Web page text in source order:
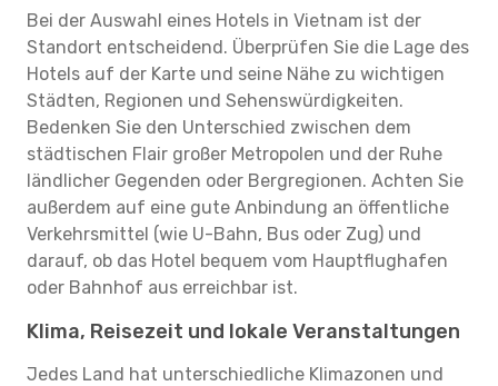
Bei der Auswahl eines Hotels in Vietnam ist der
Standort entscheidend. Überprüfen Sie die Lage des
Hotels auf der Karte und seine Nähe zu wichtigen
Städten, Regionen und Sehenswürdigkeiten.
Bedenken Sie den Unterschied zwischen dem
städtischen Flair großer Metropolen und der Ruhe
ländlicher Gegenden oder Bergregionen. Achten Sie
außerdem auf eine gute Anbindung an öffentliche
Verkehrsmittel (wie U-Bahn, Bus oder Zug) und
darauf, ob das Hotel bequem vom Hauptflughafen
oder Bahnhof aus erreichbar ist.
Klima, Reisezeit und lokale Veranstaltungen
Jedes Land hat unterschiedliche Klimazonen und